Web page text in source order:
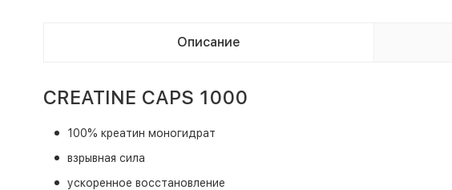
Описание
CREATINE CAPS 1000
100% креатин моногидрат
взрывная сила
ускоренное восстановление